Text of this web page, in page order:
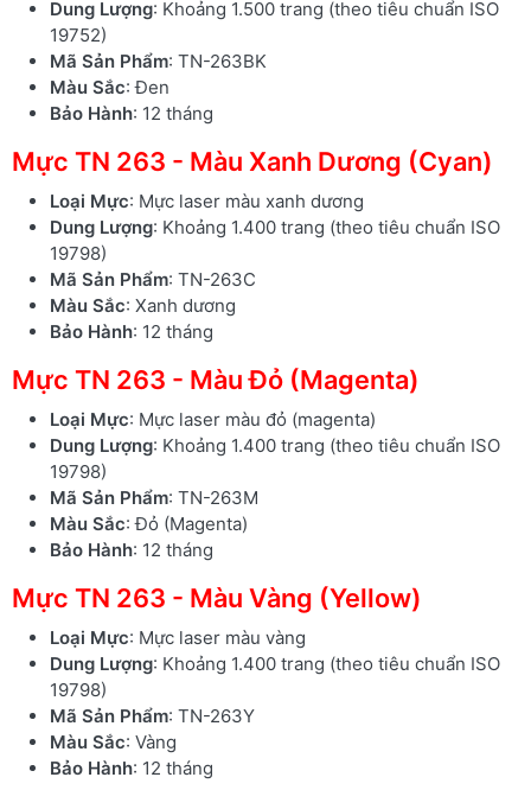
Dung Lượng: Khoảng 1.500 trang (theo tiêu chuẩn ISO
19752)
Mã Sản Phẩm: TN-263BK
Màu Sắc: Đen
Bảo Hành: 12 tháng
Mực TN 263 - Màu Xanh Dương (Cyan)
Loại Mực: Mực laser màu xanh dương
Dung Lượng: Khoảng 1.400 trang (theo tiêu chuẩn ISO
19798)
Mã Sản Phẩm: TN-263C
Màu Sắc: Xanh dương
Bảo Hành: 12 tháng
Mực TN 263 - Màu Đỏ (Magenta)
Loại Mực: Mực laser màu đỏ (magenta)
Dung Lượng: Khoảng 1.400 trang (theo tiêu chuẩn ISO
19798)
Mã Sản Phẩm: TN-263M
Màu Sắc: Đỏ (Magenta)
Bảo Hành: 12 tháng
Mực TN 263 - Màu Vàng (Yellow)
Loại Mực: Mực laser màu vàng
Dung Lượng: Khoảng 1.400 trang (theo tiêu chuẩn ISO
19798)
Mã Sản Phẩm: TN-263Y
Màu Sắc: Vàng
Bảo Hành: 12 tháng